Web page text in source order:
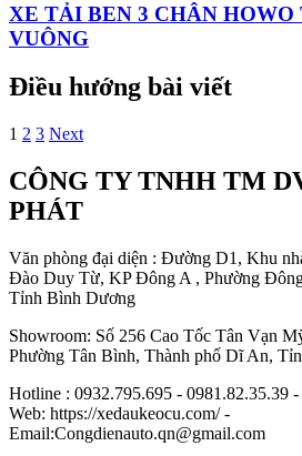
XE TẢI BEN 3 CHÂN HOWO
VUÔNG
Điều hướng bài viết
1 2 3 Next
CÔNG TY TNHH TM
PHÁT
Văn phòng đại diện : Đường D1, Khu
Đào Duy Từ, KP Đông A , Phường
Tỉnh Bình Dương
Showroom: Số 256 Cao Tốc Tân Vạn
Phường Tân Bình, Thành phố Dĩ An,
Hotline : 0932.795.695 - 0981.82.35.39 -
Web: https://xedaukeocu.com/ -
Email:Congdienauto.qn@gmail.com